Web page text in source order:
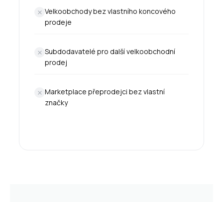
Velkoobchody bez vlastního koncového
prodeje
Subdodavatelé pro další velkoobchodní
prodej
Marketplace přeprodejci bez vlastní
značky